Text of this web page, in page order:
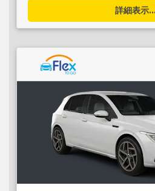
詳細表示...